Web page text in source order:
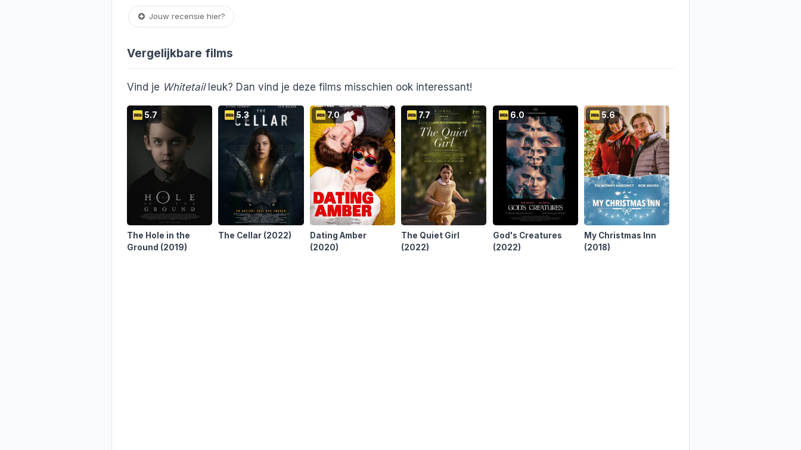
Jouw recensie hier?
Vergelijkbare films
Vind je Whitetailleuk? Dan vind je deze films misschien ook interessant!
5.7
The Hole in the
Ground (2019)
5.3
The Cellar (2022)
7.0
Dating Amber
(2020)
7.7
The Quiet Girl
(2022)
6.0
God's Creatures
(2022)
5.6
My Christmas Inn
(2018)